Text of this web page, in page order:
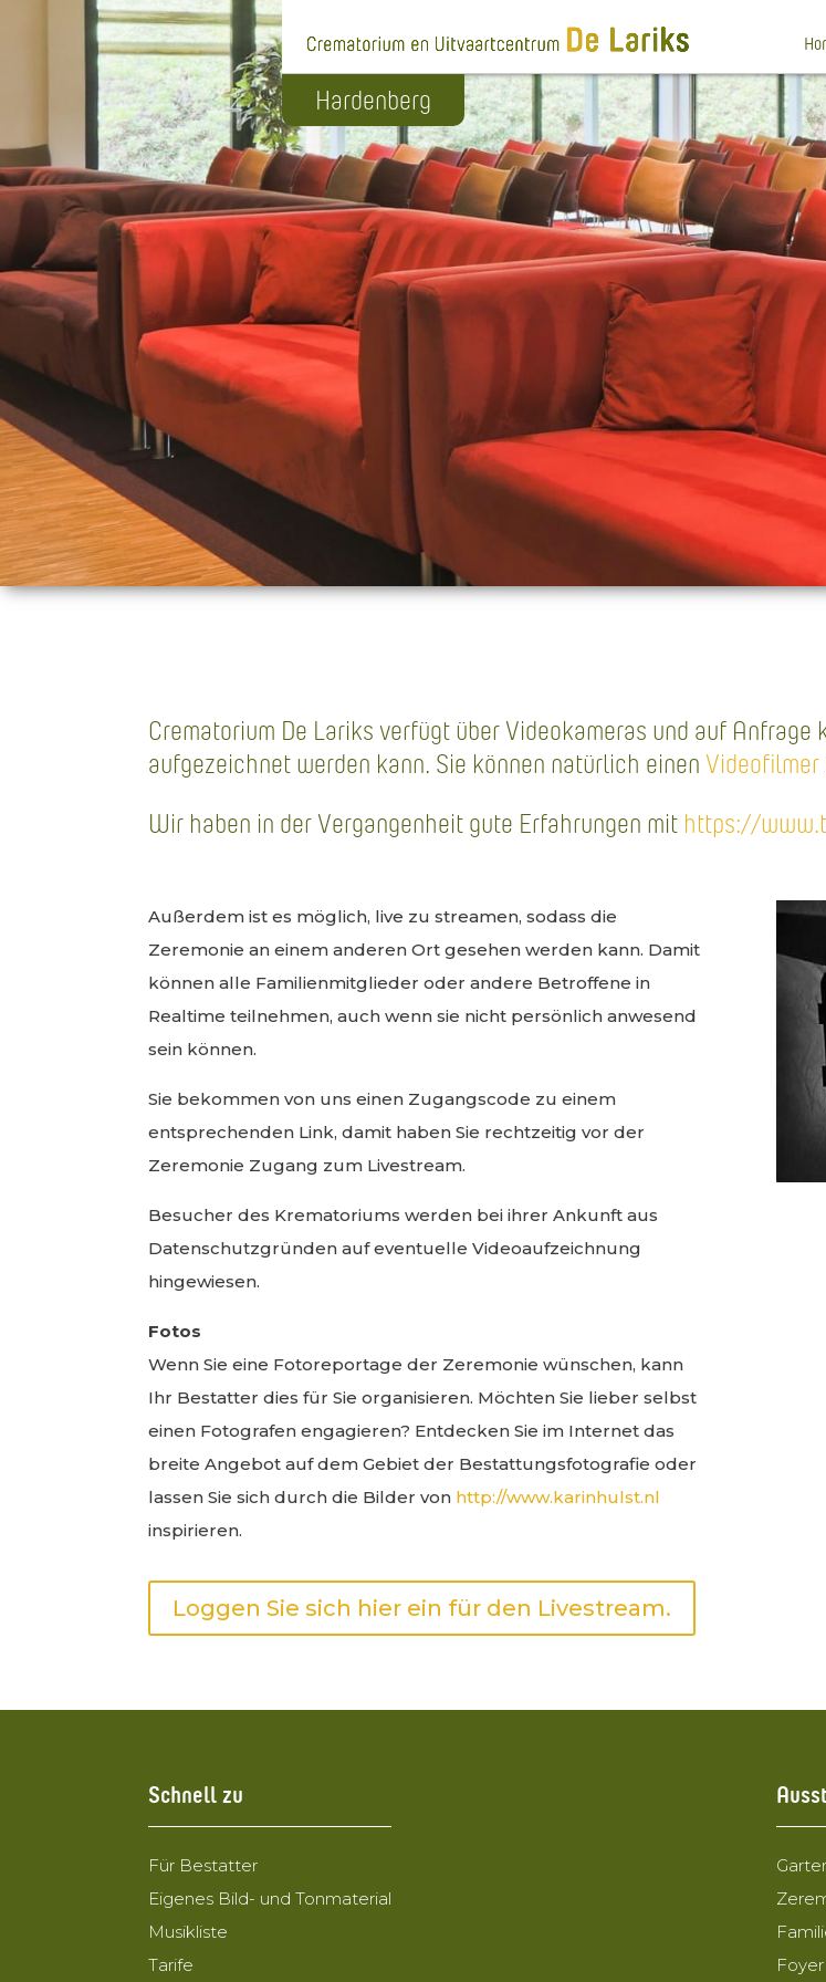
Crematorium De Lariks verfügt über Videokameras und auf
aufgezeichnet werden kann. Sie können natürlich einen Videofilmer
Wir haben in der Vergangenheit gute Erfahrungen mit https://
Außerdem ist es möglich, live zu streamen, sodass die
Zeremonie an einem anderen Ort gesehen werden kann. Damit
können alle Familienmitglieder oder andere Betroffene in
Realtime teilnehmen, auch wenn sie nicht persönlich anwesend
sein können.
Sie bekommen von uns einen Zugangscode zu einem
entsprechenden Link, damit haben Sie rechtzeitig vor der
Zeremonie Zugang zum Livestream.
Besucher des Krematoriums werden bei ihrer Ankunft aus
Datenschutzgründen auf eventuelle Videoaufzeichnung
hingewiesen.
Fotos
Wenn Sie eine Fotoreportage der Zeremonie wünschen, kann
Ihr Bestatter dies für Sie organisieren. Möchten Sie lieber selbst
einen Fotografen engagieren? Entdecken Sie im Internet das
breite Angebot auf dem Gebiet der Bestattungsfotografie oder
lassen Sie sich durch die Bilder von http://www.karinhulst.nl
inspirieren.
Loggen Sie sich hier ein für den Livestream.
Schnell zu
Für Bestatter
Eigenes Bild- und Tonmaterial
Musikliste
Tarife
Foyer